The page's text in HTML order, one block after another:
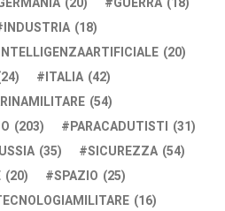
INDUSTRIA (18)
(20)
ITALIA (42)
(54)
(203) PARACADUTISTI (31)
(35) SICUREZZA (54)
(20) SPAZIO (25)
(16)